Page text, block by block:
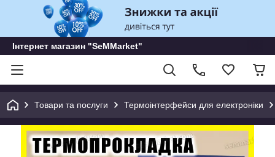
Інтернет магазин "SeMMarket"
Товари та послуги Термоінтерфейси для електроніки